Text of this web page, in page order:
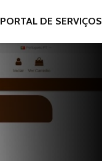
PORTAL DE SERVIÇOS